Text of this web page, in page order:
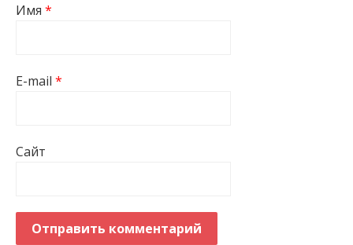
Имя *
E-mail *
Сайт